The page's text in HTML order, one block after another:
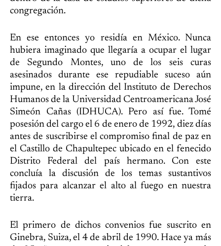
congregación.
En ese entonces yo residía en México. Nunca
hubiera imaginado que llegaría a ocupar el lugar
de Segundo Montes, uno de los seis curas
asesinados durante ese repudiable suceso aún
impune, en la dirección del Instituto de Derechos
Humanos de la Universidad Centroamericana José
Simeón Cañas (IDHUCA). Pero así fue. Tomé
posesión del cargo el 6 de enero de 1992, diez días
antes de suscribirse el compromiso final de paz en
el Castillo de Chapultepec ubicado en el fenecido
Distrito Federal del país hermano. Con este
concluía la discusión de los temas sustantivos
fijados para alcanzar el alto al fuego en nuestra
tierra.
El primero de dichos convenios fue suscrito en
Ginebra, Suiza, el 4 de abril de 1990. Hace ya más